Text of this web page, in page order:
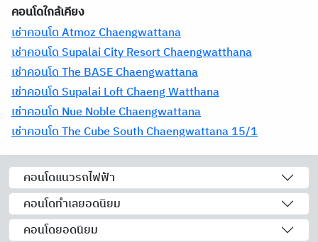
คอนโดใกล้เคียง
เช่าคอนโด Atmoz Chaengwattana
เช่าคอนโด Supalai City Resort Chaengwatthana
เช่าคอนโด The BASE Chaengwattana
เช่าคอนโด Supalai Loft Chaeng Watthana
เช่าคอนโด Nue Noble Chaengwattana
เช่าคอนโด The Cube South Chaengwattana 15/1
คอนโดแนวรถไฟฟ้า
คอนโดทำเลยอดนิยม
คอนโดยอดนิยม